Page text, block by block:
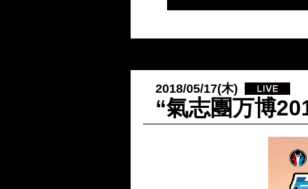
2018/05/17(木)
“氣志團万博